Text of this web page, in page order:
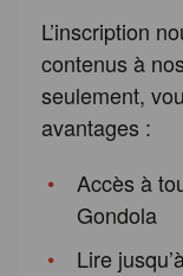
L’inscription
contenus à
seulement,
avantages :
Accès à
Gondola
Lire